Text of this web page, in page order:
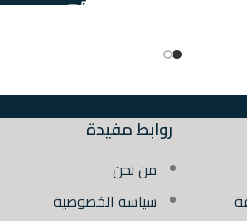
روابط مفيدة
من نحن
سياسة الخصوصية